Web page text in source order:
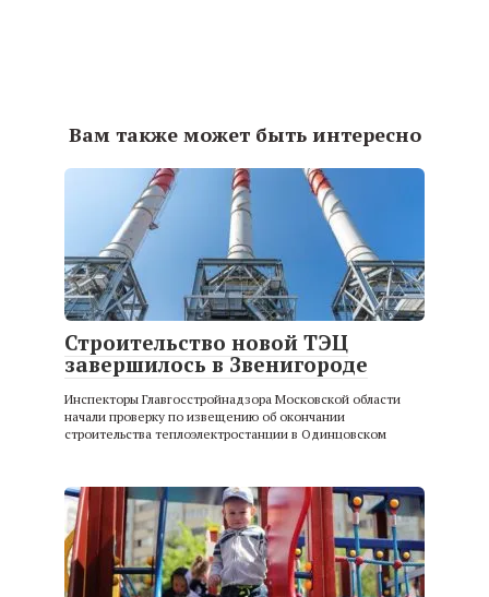
Вам также может быть интересно
Строительство новой ТЭЦ
завершилось в Звенигороде
Инспекторы Главгосстройнадзора Московской области
начали проверку по извещению об окончании
строительства теплоэлектростанции в Одинцовском